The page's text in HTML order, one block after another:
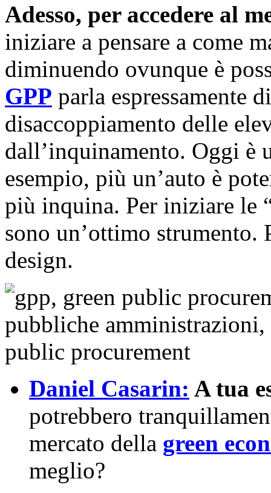
Adesso, per accedere al
iniziare a pensare a come
diminuendo ovunque è
GPP parla espressamente
disaccoppiamento delle
dall’inquinamento. Oggi è
esempio, più un’auto è
più inquina. Per iniziare le
sono un’ottimo strumento.
design.
Daniel Casarin: A tua
potrebbero
mercato della green
meglio?